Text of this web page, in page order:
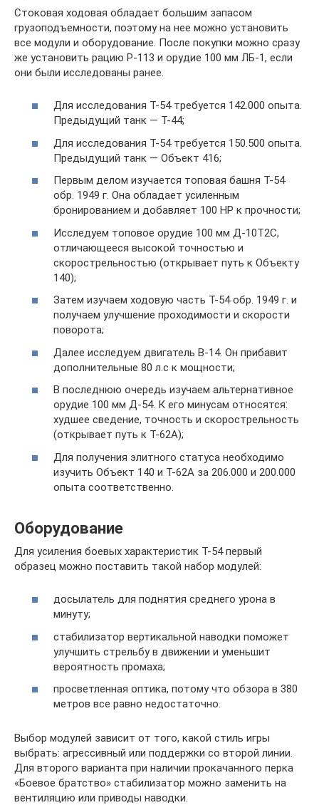
Стоковая ходовая обладает большим запасом
грузоподъемности, поэтому на нее можно установить
все модули и оборудование. После покупки можно сразу
же установить рацию Р-113 и орудие 100 мм ЛБ-1, если
они были исследованы ранее.
Для исследования Т-54 требуется 142.000 опыта.
Предыдущий танк — Т-44;
Для исследования Т-54 требуется 150.500 опыта.
Предыдущий танк — Объект 416;
Первым делом изучается топовая башня Т-54
обр. 1949 г. Она обладает усиленным
бронированием и добавляет 100 HP к прочности;
Исследуем топовое орудие 100 мм Д-10Т2С,
отличающееся высокой точностью и
скорострельностью (открывает путь к Объекту
140);
Затем изучаем ходовую часть Т-54 обр. 1949 г. и
получаем улучшение проходимости и скорости
поворота;
Далее исследуем двигатель В-14. Он прибавит
дополнительные 80 л.с к мощности;
В последнюю очередь изучаем альтернативное
орудие 100 мм Д-54. К его минусам относятся:
худшее сведение, точность и скорострельность
(открывает путь к Т-62А);
Для получения элитного статуса необходимо
изучить Объект 140 и Т-62А за 206.000 и 200.000
опыта соответственно.
Оборудование
Для усиления боевых характеристик Т-54 первый
образец можно поставить такой набор модулей:
досылатель для поднятия среднего урона в
минуту;
стабилизатор вертикальной наводки поможет
улучшить стрельбу в движении и уменьшит
вероятность промаха;
просветленная оптика, потому что обзора в 380
метров все равно недостаточно.
Выбор модулей зависит от того, какой стиль игры
выбрать: агрессивный или поддержки со второй линии.
Для второго варианта при наличии прокачанного перка
«Боевое братство» стабилизатор можно заменить на
вентиляцию или приводы наводки.